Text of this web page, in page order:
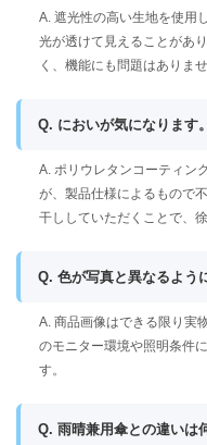
A. 遮光性の高い生地を使用
光が透けて見えることがあ
く、機能にも問題はありませ
Q. においが気になります。
A. ポリウレタンコーティン
が、製品仕様によるもので
干ししていただくことで、
Q. 色が写真と異なるよう
A. 商品画像はできる限り実
のモニター環境や照明条件
す。
Q. 雨晴兼用傘との違いは